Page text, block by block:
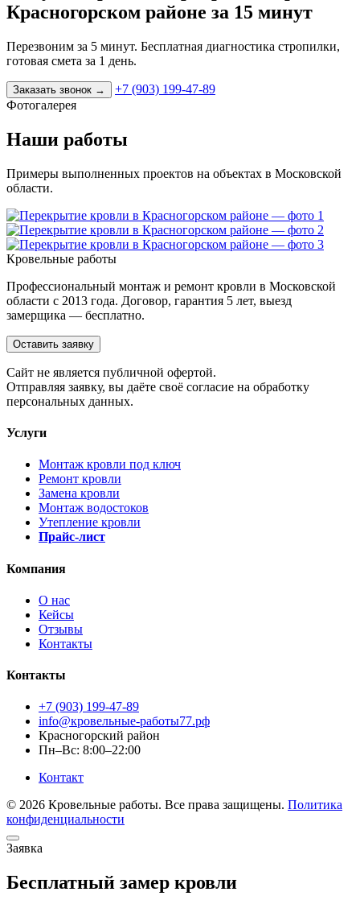
Красногорском районе за 15 минут
Перезвоним за 5 минут. Бесплатная диагностика стропилки,
готовая смета за 1 день.
Заказать звонок →
+7 (903) 199-47-89
Фотогалерея
Наши работы
Примеры выполненных проектов на объектах в Московской
области.
Кровельные работы
Профессиональный монтаж и ремонт кровли в Московской
области с 2013 года. Договор, гарантия 5 лет, выезд
замерщика — бесплатно.
Оставить заявку
Cайт не является публичной офертой.
Отправляя заявку, вы даёте своё согласие на обработку
персональных данных.
Услуги
Монтаж кровли под ключ
Ремонт кровли
Замена кровли
Монтаж водостоков
Утепление кровли
Прайс-лист
Компания
О нас
Кейсы
Отзывы
Контакты
Контакты
+7 (903) 199-47-89
info@кровельные-работы77.рф
Красногорский район
Пн–Вс: 8:00–22:00
Контакт
© 2026 Кровельные работы. Все права защищены. Политика
конфиденциальности
Заявка
Бесплатный замер кровли